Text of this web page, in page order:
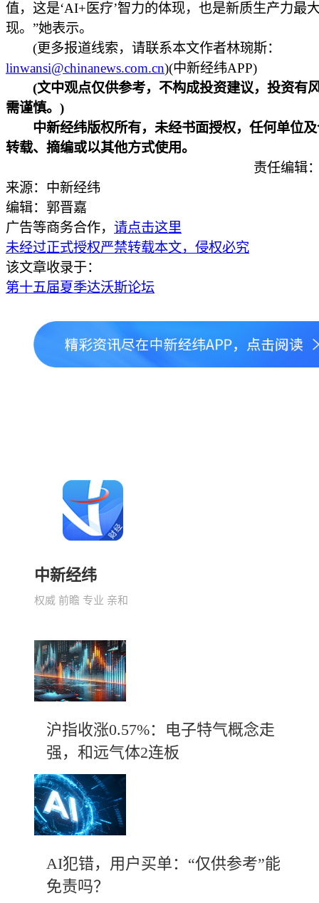
值，这是‘AI+医疗’智力的体现，也是新质生产力最
现。”她表示。
(更多报道线索，请联系本文作者林琬斯：
linwansi@chinanews.com.cn)(中新经纬APP)
(文中观点仅供参考，不构成投资建议，投资有
需谨慎。)
中新经纬版权所有，未经书面授权，任何单位及
转载、摘编或以其他方式使用。
责任编辑
来源：中新经纬
编辑：郭晋嘉
广告等商务合作， 请点击这里
未经过正式授权严禁转载本文，侵权必究
该文章收录于：
第十五届夏季达沃斯论坛
中新经纬
权威 前瞻 专业 亲和
沪指收涨0.57%：电子特气概念走
强，和远气体2连板
AI犯错，用户买单：“仅供参考”能
免责吗？